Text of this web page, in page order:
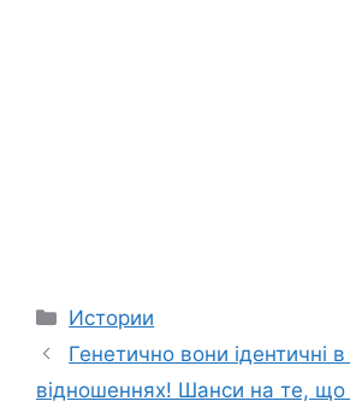
Categories
Истории
Генетично вони ідентичні в
відношеннях! Шанси на те, що